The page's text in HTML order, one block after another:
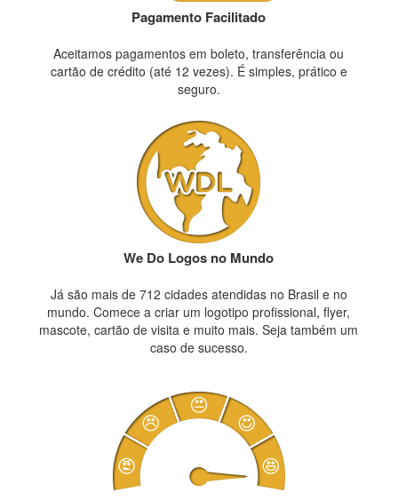
Pagamento Facilitado
Aceitamos pagamentos em boleto, transferência ou
cartão de crédito (até 12 vezes). É simples, prático e
seguro.
We Do Logos no Mundo
Já são mais de 712 cidades atendidas no Brasil e no
mundo. Comece a criar um logotipo profissional, flyer,
mascote, cartão de visita e muito mais. Seja também um
caso de sucesso.